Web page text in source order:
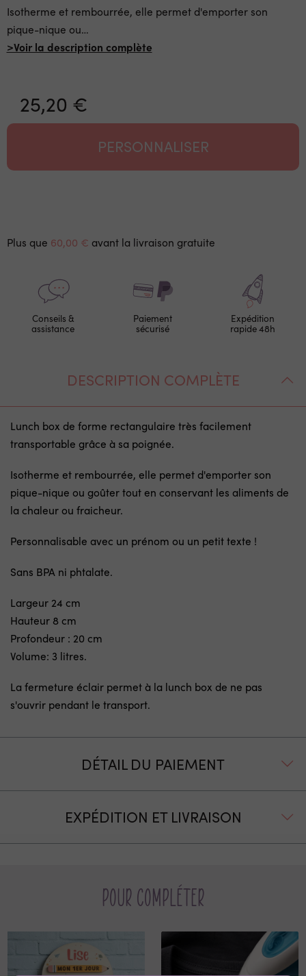
Isotherme et rembourrée, elle permet d'emporter son
pique-nique ou…
>Voir la description complète
25,20 €
PERSONNALISER
Plus que 60,00 € avant la livraison gratuite
Conseils &
assistance
Paiement
sécurisé
Expédition
rapide 48h
DESCRIPTION COMPLÈTE
Lunch box de forme rectangulaire très facilement
transportable grâce à sa poignée.
Isotherme et rembourrée, elle permet d'emporter son
pique-nique ou goûter tout en conservant les aliments de
la chaleur ou fraicheur.
Personnalisable avec un prénom ou un petit texte !
Sans BPA ni phtalate.
Largeur 24 cm
Hauteur 8 cm
Profondeur : 20 cm
Volume: 3 litres.
La fermeture éclair permet à la lunch box de ne pas
s'ouvrir pendant le transport.
DÉTAIL DU PAIEMENT
EXPÉDITION ET LIVRAISON
Pour compléter